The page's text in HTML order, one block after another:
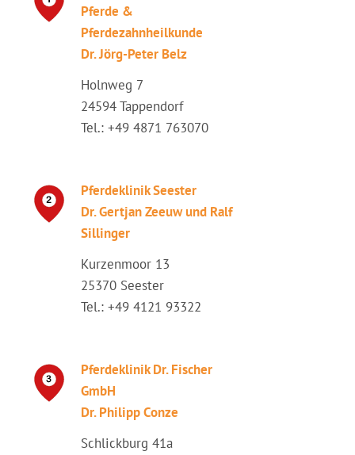
Pferde &
Pferdezahnheilkunde
Dr. Jörg-Peter Belz
Holnweg 7
24594 Tappendorf
Tel.: +49 4871 763070
Pferdeklinik Seester
Dr. Gertjan Zeeuw und Ralf
Sillinger
Kurzenmoor 13
25370 Seester
Tel.: +49 4121 93322
Pferdeklinik Dr. Fischer
GmbH
Dr. Philipp Conze
Schlickburg 41a